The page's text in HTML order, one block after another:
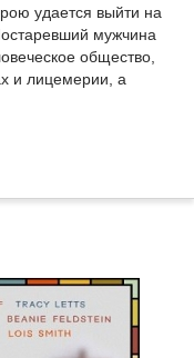
удается выйти на
мужчина
общество,
и лицемерии, а